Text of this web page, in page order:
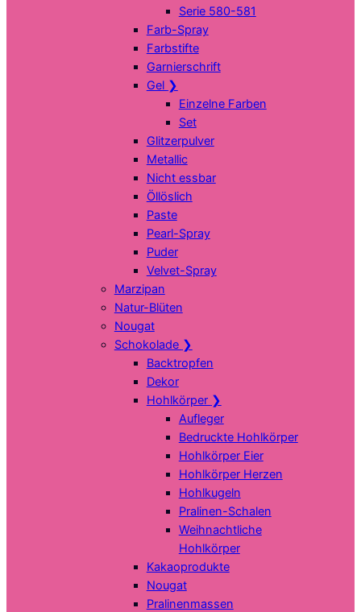
Serie 580-581
Farb-Spray
Farbstifte
Garnierschrift
Gel ❯
Einzelne Farben
Set
Glitzerpulver
Metallic
Nicht essbar
Öllöslich
Paste
Pearl-Spray
Puder
Velvet-Spray
Marzipan
Natur-Blüten
Nougat
Schokolade ❯
Backtropfen
Dekor
Hohlkörper ❯
Aufleger
Bedruckte Hohlkörper
Hohlkörper Eier
Hohlkörper Herzen
Hohlkugeln
Pralinen-Schalen
Weihnachtliche
Hohlkörper
Kakaoprodukte
Nougat
Pralinenmassen